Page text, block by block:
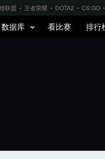
联盟 王者荣耀 DOTA2 CS:GO
数据库 看比赛 排行